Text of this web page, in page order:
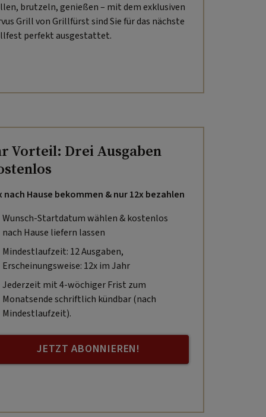
brutzeln, genießen – mit dem exklusiven
Grill von Grillfürst sind Sie für das nächste
perfekt ausgestattet.
Vorteil: Drei Ausgaben
nach Hause bekommen & nur 12x bezahlen
Wunsch-Startdatum wählen & kostenlos
nach Hause liefern lassen
Mindestlaufzeit: 12 Ausgaben,
Erscheinungsweise: 12x im Jahr
Jederzeit mit 4-wöchiger Frist zum
Monatsende schriftlich kündbar (nach
Mindestlaufzeit).
JETZT ABONNIEREN!